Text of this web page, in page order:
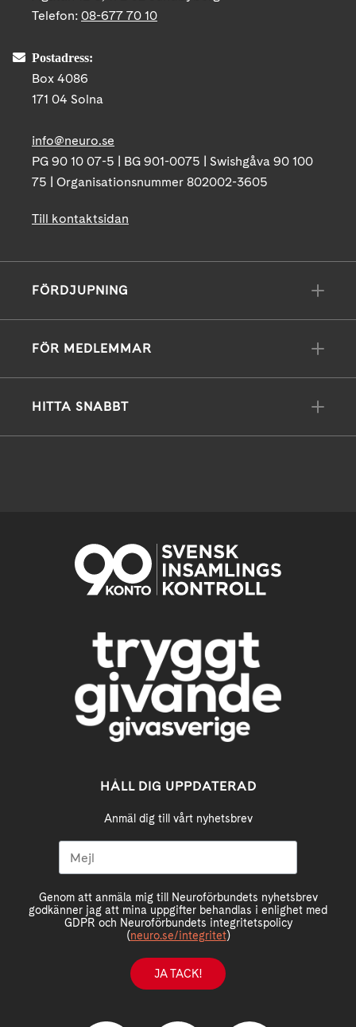
Telefon: 08-677 70 10
Postadress:
Box 4086
171 04 Solna
info@neuro.se
PG 90 10 07-5 | BG 901-0075 | Swishgåva 90 100
75 | Organisationsnummer 802002-3605
Till kontaktsidan
FÖRDJUPNING
FÖR MEDLEMMAR
HITTA SNABBT
HÅLL DIG UPPDATERAD
Anmäl dig till vårt nyhetsbrev
Genom att anmäla mig till Neuroförbundets nyhetsbrev
godkänner jag att mina uppgifter behandlas i enlighet med
GDPR och Neuroförbundets integritetspolicy
(neuro.se/integritet)
JA TACK!